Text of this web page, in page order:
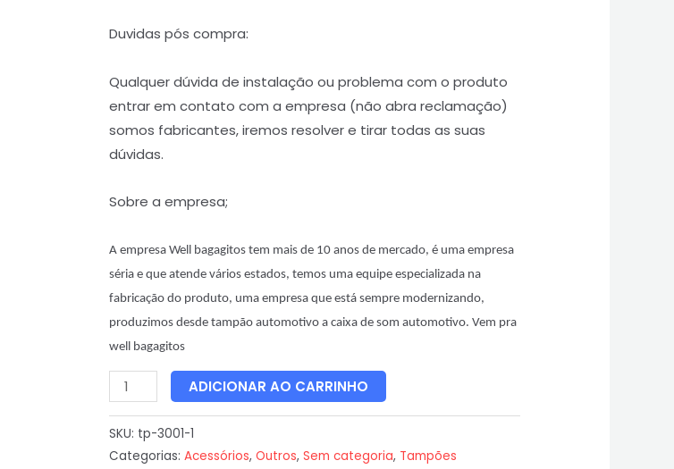
Duvidas pós compra:
Qualquer dúvida de instalação ou problema com o produto
entrar em contato com a empresa (não abra reclamação)
somos fabricantes, iremos resolver e tirar todas as suas
dúvidas.
Sobre a empresa;
A empresa Well bagagitos tem mais de 10 anos de mercado, é uma empresa
séria e que atende vários estados, temos uma equipe especializada na
fabricação do produto, uma empresa que está sempre modernizando,
produzimos desde tampão automotivo a caixa de som automotivo. Vem pra
well bagagitos
ADICIONAR AO CARRINHO
SKU: tp-3001-1
Categorias: Acessórios, Outros, Sem categoria, Tampões